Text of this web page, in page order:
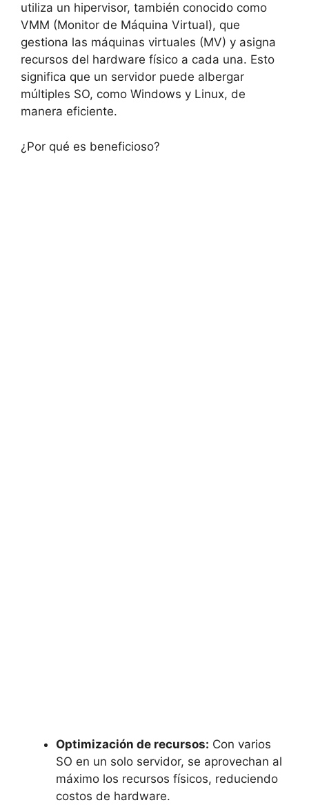
utiliza un hipervisor, también conocido como
VMM (Monitor de Máquina Virtual), que
gestiona las máquinas virtuales (MV) y asigna
recursos del hardware físico a cada una. Esto
significa que un servidor puede albergar
múltiples SO, como Windows y Linux, de
manera eficiente.
¿Por qué es beneficioso?
Optimización de recursos: Con varios
SO en un solo servidor, se aprovechan al
máximo los recursos físicos, reduciendo
costos de hardware.